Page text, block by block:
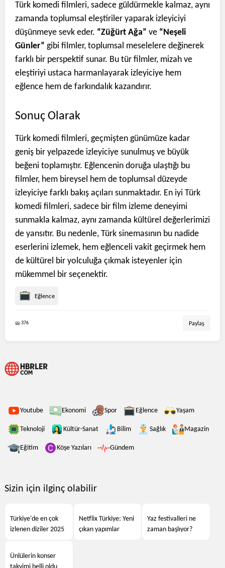
Youtube Ekonomi Spor Eğlence Yaşam
Teknoloji Kültür-Sanat Bilim Sağlık Magazin
Eğitim Köşe Yazıları Gündem
Sizin için ilginç olabilir
Türkiye'de en çok
izlenen diziler 2025
Netflix Türkiye: Yeni
çıkan yapımlar
Yaz festivalleri ne
zaman başlıyor?
Ünlülerin konser
Türk komedi filmleri, sadece güldürmekle kalmaz, aynı
zamanda toplumsal eleştiriler yaparak izleyiciyi
düşünmeye sevk eder. “Züğürt Ağa” ve “Neşeli
Günler” gibi filmler, toplumsal meselelere değinerek
farklı bir perspektif sunar. Bu tür filmler, mizah ve
eleştiriyi ustaca harmanlayarak izleyiciye hem
eğlence hem de farkındalık kazandırır.
Sonuç Olarak
Türk komedi filmleri, geçmişten günümüze kadar
geniş bir yelpazede izleyiciye sunulmuş ve büyük
beğeni toplamıştır. Eğlencenin doruğa ulaştığı bu
filmler, hem bireysel hem de toplumsal düzeyde
izleyiciye farklı bakış açıları sunmaktadır. En iyi Türk
komedi filmleri, sadece bir film izleme deneyimi
sunmakla kalmaz, aynı zamanda kültürel değerlerimizi
de yansıtır. Bu nedenle, Türk sinemasının bu nadide
eserlerini izlemek, hem eğlenceli vakit geçirmek hem
de kültürel bir yolculuğa çıkmak isteyenler için
mükemmel bir seçenektir.
Eğlence
376 Paylaş